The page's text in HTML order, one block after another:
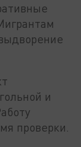
и
проверки.